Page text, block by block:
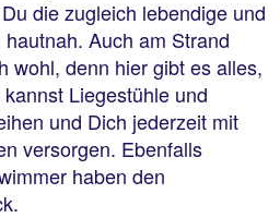
die zugleich lebendige und
Auch am Strand
wohl, denn hier gibt es alles,
Liegestühle und
und Dich jederzeit mit
versorgen. Ebenfalls
haben den